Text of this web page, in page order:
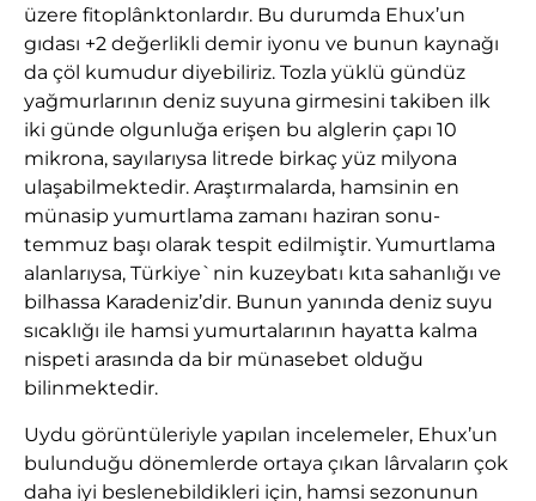
üzere fitoplânktonlardır. Bu durumda Ehux’un
gıdası +2 değerlikli demir iyonu ve bunun kaynağı
da çöl kumudur diyebiliriz. Tozla yüklü gündüz
yağmurlarının deniz suyuna girmesini takiben ilk
iki günde olgunluğa erişen bu alglerin çapı 10
mikrona, sayılarıysa litrede birkaç yüz milyona
ulaşabilmektedir. Araştırmalarda, hamsinin en
münasip yumurtlama zamanı haziran sonu-
temmuz başı olarak tespit edilmiştir. Yumurtlama
alanlarıysa, Türkiye`nin kuzeybatı kıta sahanlığı ve
bilhassa Karadeniz’dir. Bunun yanında deniz suyu
sıcaklığı ile hamsi yumurtalarının hayatta kalma
nispeti arasında da bir münasebet olduğu
bilinmektedir.
Uydu görüntüleriyle yapılan incelemeler, Ehux’un
bulunduğu dönemlerde ortaya çıkan lârvaların çok
daha iyi beslenebildikleri için, hamsi sezonunun